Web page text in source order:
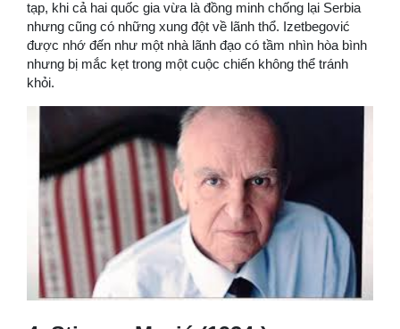
tạp, khi cả hai quốc gia vừa là đồng minh chống lại Serbia
nhưng cũng có những xung đột về lãnh thổ. Izetbegović
được nhớ đến như một nhà lãnh đạo có tầm nhìn hòa bình
nhưng bị mắc kẹt trong một cuộc chiến không thể tránh
khỏi.